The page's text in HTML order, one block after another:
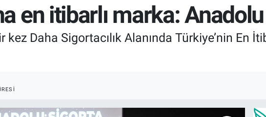
en itibarlı marka:
Daha Sigortacılık Alanında Türkiye’nin En